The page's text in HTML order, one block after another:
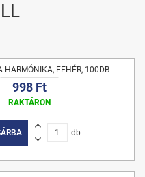
HARMÓNIKA, FEHÉR, 100DB
998 Ft
RAKTÁRON
db